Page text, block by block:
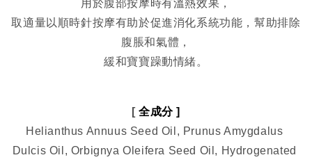
用於腹部按摩時有溫熱效果，
取適量以順時針按摩有助於促進消化系統功能，幫助排除
腹脹和氣體，
緩和寶寶躁動情緒。
[ 全成分 ]
Helianthus Annuus Seed Oil, Prunus Amygdalus
Dulcis Oil, Orbignya Oleifera Seed Oil, Hydrogenated